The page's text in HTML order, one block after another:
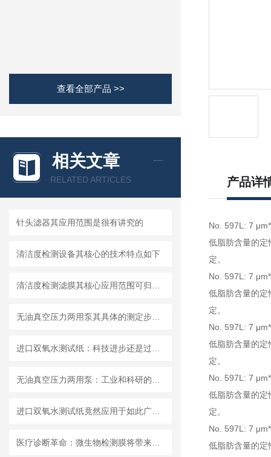
查看全部产品 >>
相关文章
RELATED ARTICLES
针头滤器其应用范围是很有讲究的
清洁度检测设备其核心的技术特点如下
产品详
No. 597L: 7 μm*
低脂肪含量的定
定。
No. 597L: 7 μm*
低脂肪含量的定
定。
No. 597L: 7 μm*
低脂肪含量的定
定。
No. 597L: 7 μm*
低脂肪含量的定
定。
No. 597L: 7 μm*
低脂肪含量的定